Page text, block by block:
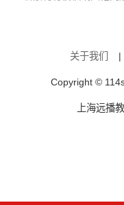
关于我们 |
Copyright ©
上海远播